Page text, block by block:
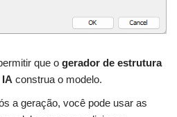
que o gerador de estrutura
construa o modelo.
a geração, você pode usar as